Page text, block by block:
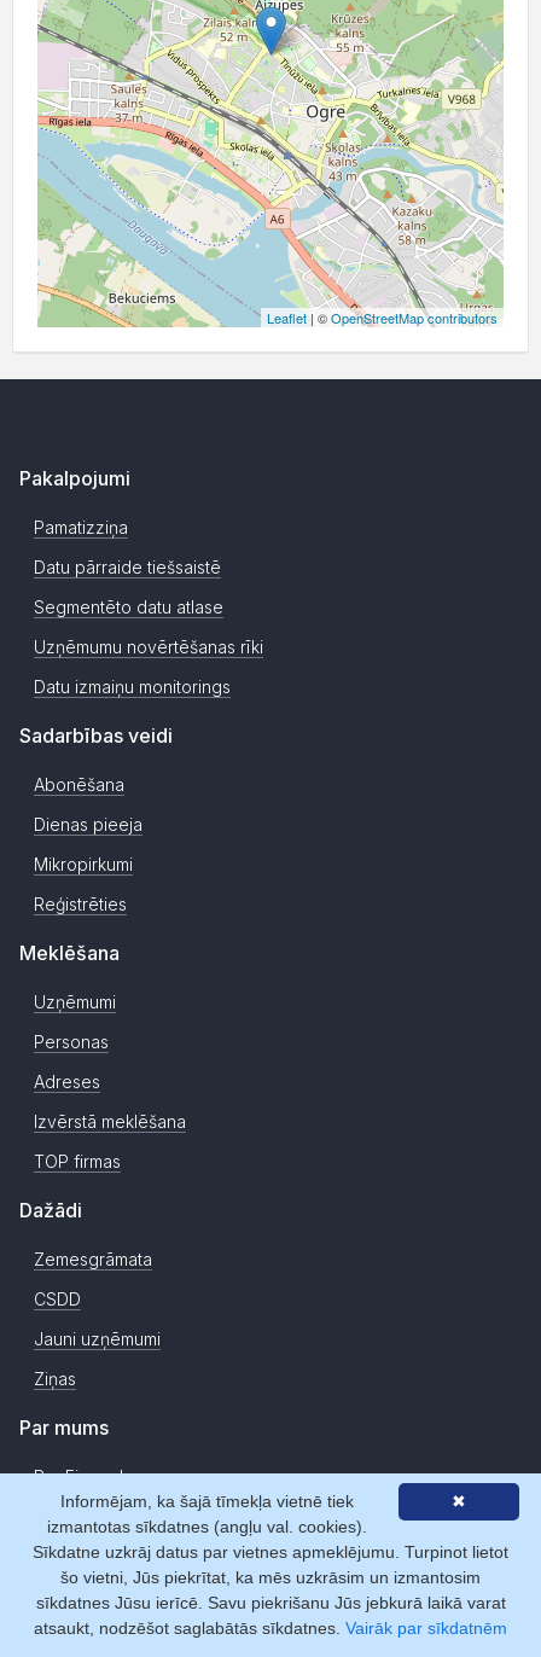
Leaflet | ©OpenStreetMap contributors
Pakalpojumi
Pamatizziņa
Datu pārraide tiešsaistē
Segmentēto datu atlase
Uzņēmumu novērtēšanas rīki
Datu izmaiņu monitorings
Sadarbības veidi
Abonēšana
Dienas pieeja
Mikropirkumi
Reģistrēties
Meklēšana
Uzņēmumi
Personas
Adreses
Izvērstā meklēšana
TOP firmas
Dažādi
Zemesgrāmata
CSDD
Jauni uzņēmumi
Ziņas
Par mums
Par Firmas.lv
Statistika
Licences
Sadarbības partneri
Atsauksmes
✖
Informējam, ka šajā tīmekļa vietnē tiek
izmantotas sīkdatnes (angļu val. cookies).
Sīkdatne uzkrāj datus par vietnes apmeklējumu. Turpinot lietot
šo vietni, Jūs piekrītat, ka mēs uzkrāsim un izmantosim
sīkdatnes Jūsu ierīcē. Savu piekrišanu Jūs jebkurā laikā varat
atsaukt, nodzēšot saglabātās sīkdatnes. Vairāk par sīkdatnēm